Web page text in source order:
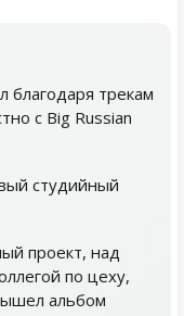
благодаря трекам
с Big Russian
студийный
проект, над
по цеху,
альбом